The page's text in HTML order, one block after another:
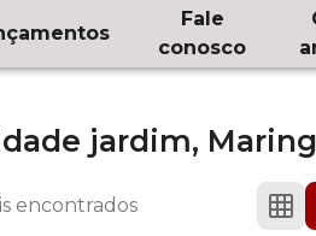
Fale
conosco
jardim,
encontrados